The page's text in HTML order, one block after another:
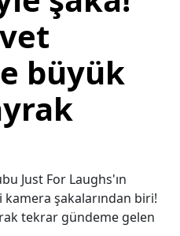
büyük
Just For Laughs'ın
şakalarından biri!
tekrar gündeme gelen